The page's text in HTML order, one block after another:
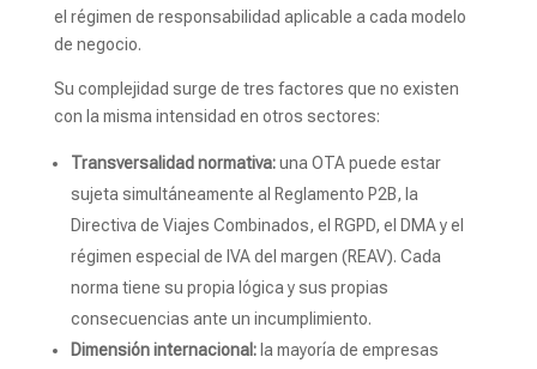
el régimen de responsabilidad aplicable a cada modelo
de negocio.
Su complejidad surge de tres factores que no existen
con la misma intensidad en otros sectores:
Transversalidad normativa:una OTA puede estar
sujeta simultáneamente al Reglamento P2B, la
Directiva de Viajes Combinados, el RGPD, el DMA y el
régimen especial de IVA del margen (REAV). Cada
norma tiene su propia lógica y sus propias
consecuencias ante un incumplimiento.
Dimensión internacional:la mayoría de empresas